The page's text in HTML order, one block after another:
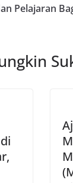
Pelajaran